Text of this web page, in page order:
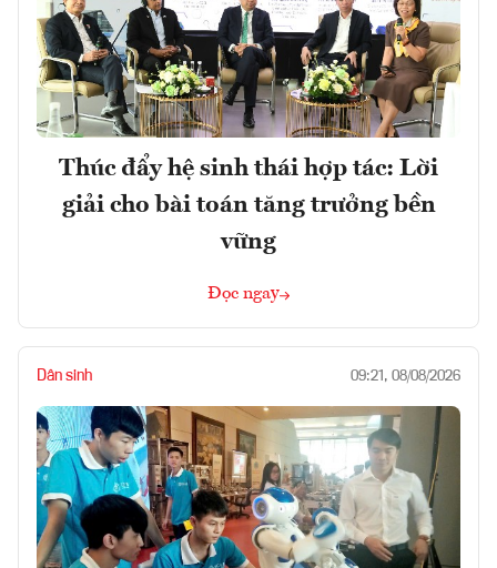
Thúc đẩy hệ sinh thái hợp tác: Lời
giải cho bài toán tăng trưởng bền
vững
Đọc ngay
Dân sinh 09:21, 08/08/2026